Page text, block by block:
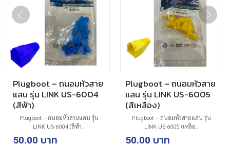
Plugboot – ถนอมหัวสาย
แลน รุ่น LINK US-6004
(สีฟ้า)
50.00
Plugboot – ถนอมหัวสายแลน รุ่น
LINK US-6004 (สีฟ้า..
Plugboot – ถนอมหัวสาย
แลน รุ่น LINK US-6005
(สีเหลือง)
50.00
Plugboot – ถนอมหัวสายแลน รุ่น
LINK US-6005 (เหลือ..